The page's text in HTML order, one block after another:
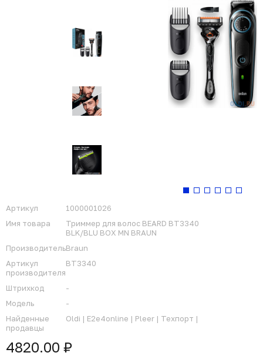
Артикул
1000001026
Имя товара
Триммер для волос BEARD BT3340
BLK/BLU BOX MN BRAUN
ПроизводительBraun
Артикул
производителя
BT3340
Штрихкод
-
Модель
-
Найденные
продавцы
Oldi | E2e4online | Pleer | Техпорт |
4820.00 ₽